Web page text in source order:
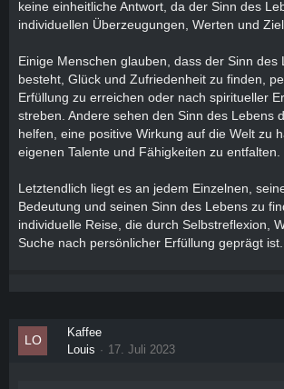
keine einheitliche Antwort, da der Sinn des
individuellen Überzeugungen, Werten und
Einige Menschen glauben, dass der Sinn des
besteht, Glück und Zufriedenheit zu finden,
Erfüllung zu erreichen oder nach spiritueller
streben. Andere sehen den Sinn des Lebens
helfen, eine positive Wirkung auf die Welt zu
eigenen Talente und Fähigkeiten zu entfalten.
Letztendlich liegt es an jedem Einzelnen,
Bedeutung und seinen Sinn des Lebens zu
individuelle Reise, die durch Selbstreflexion,
Suche nach persönlicher Erfüllung geprägt ist.
Kaffee
Louis
17. Juli 2023